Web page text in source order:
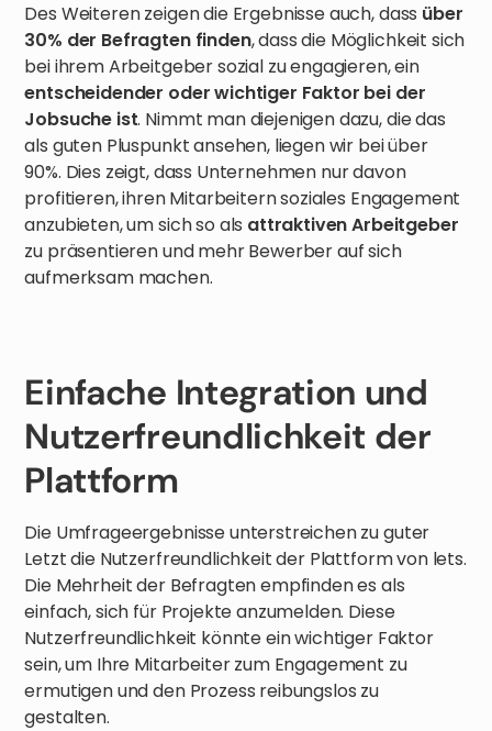
Des Weiteren zeigen die Ergebnisse auch, dass über
30% der Befragten finden, dass die Möglichkeit sich
bei ihrem Arbeitgeber sozial zu engagieren, ein
entscheidender oder wichtiger Faktor bei der
Jobsuche ist. Nimmt man diejenigen dazu, die das
als guten Pluspunkt ansehen, liegen wir bei über
90%. Dies zeigt, dass Unternehmen nur davon
profitieren, ihren Mitarbeitern soziales Engagement
anzubieten, um sich so als attraktiven Arbeitgeber
zu präsentieren und mehr Bewerber auf sich
aufmerksam machen.
Einfache Integration und
Nutzerfreundlichkeit der
Plattform
Die Umfrageergebnisse unterstreichen zu guter
Letzt die Nutzerfreundlichkeit der Plattform von lets.
Die Mehrheit der Befragten empfinden es als
einfach, sich für Projekte anzumelden. Diese
Nutzerfreundlichkeit könnte ein wichtiger Faktor
sein, um Ihre Mitarbeiter zum Engagement zu
ermutigen und den Prozess reibungslos zu
gestalten.